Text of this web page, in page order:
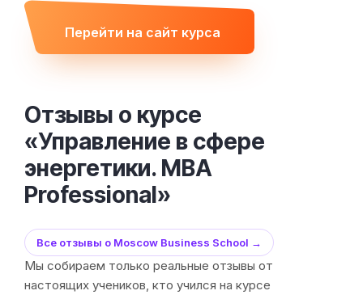
Перейти на сайт курса
Отзывы о курсе
«Управление в сфере
энергетики. MBA
Professional»
Все отзывы о Moscow Business School →
Мы собираем только реальные отзывы от
настоящих учеников, кто учился на курсе